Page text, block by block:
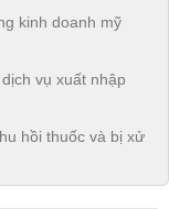
kinh doanh mỹ
vụ xuất nhập
hồi thuốc và bị xử